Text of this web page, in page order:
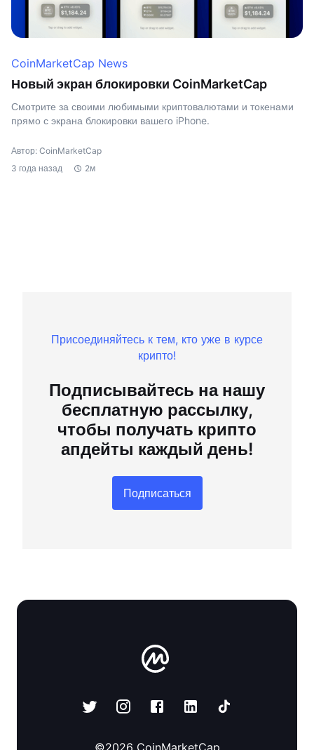
CoinMarketCap News
Новый экран блокировки CoinMarketCap
Смотрите за своими любимыми криптовалютами и токенами
прямо с экрана блокировки вашего iPhone.
Автор: CoinMarketCap
3 года назад
2м
Присоединяйтесь к тем, кто уже в курсе
крипто!
Подписывайтесь на нашу
бесплатную рассылку,
чтобы получать крипто
апдейты каждый день!
Подписаться
©2026 CoinMarketCap